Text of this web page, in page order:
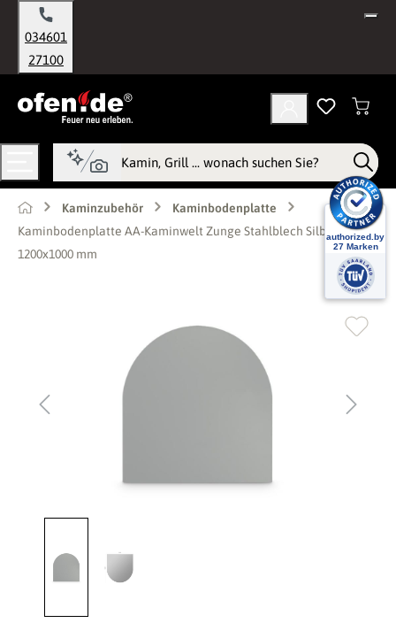
springen
034601
27100
Kaminzubehör
Kaminbodenplatte
Kaminbodenplatte AA-Kaminwelt Zunge Stahlblech Silber
1200x1000 mm